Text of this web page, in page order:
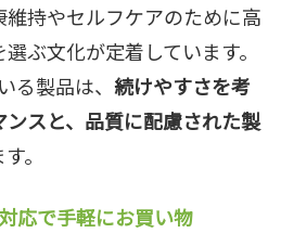
持やセルフケアのために高
ぶ文化が定着しています。
製品は、 続けやすさを考
スと、品質に配慮された製
。
応で手軽にお買い物